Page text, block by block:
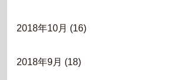
2018年10月 (16)
2018年9月 (18)